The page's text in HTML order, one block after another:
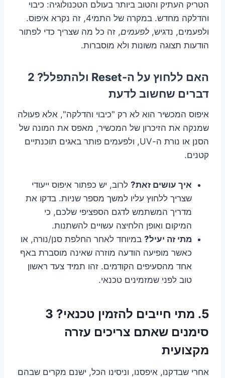
הטריק העתיק והטוב ביותר בעולם הטכנולוגיה: כיבוי
והדלקה מחדש. במקרה של התמי4, זה נקרא איפוס.
ולפעמים, נדגיש, לפעמים, זה כל מה שצריך כדי לפתור
הודעות תצוגה משונות ולא מוסברות.
האם ללחוץ על ה-Reset ולהתפלל? 2
דברים שחשוב לדעת
איפוס המכשיר הוא לא רק "כיבוי והדלקה", אלא פעולה
שמנקה את הזיכרון של המכשיר, מאפס את המונה של
הסנן או נורת ה-UV, ולפעמים פותר באגים תוכנתיים
קטנים.
איך עושים זאת? לרוב, יש כפתור איפוס ייעודי
שצריך ללחוץ עליו למשך מספר שניות. בדקו את
מדריך המשתמש לדגם הספציפי שלכם, כי
המיקום ואופן הלחיצה עשויים להשתנות.
מתי זה יעיל? במיוחד לאחר החלפת סנן/נורה, או
כאשר מופיעה הודעה מוזרה שאינה מוסברת באף
אחד מהסעיפים הקודמים. זהו תמיד צעד ראשון
טוב לפני שמזמינים טכנאי.
5. מתי חייבים להזמין טכנאי? 3
סימנים שאתם צריכים עזרה
מקצועית
אחרי שבדקנו, איפסנו, וניסינו הכל, ישנם מקרים שבהם